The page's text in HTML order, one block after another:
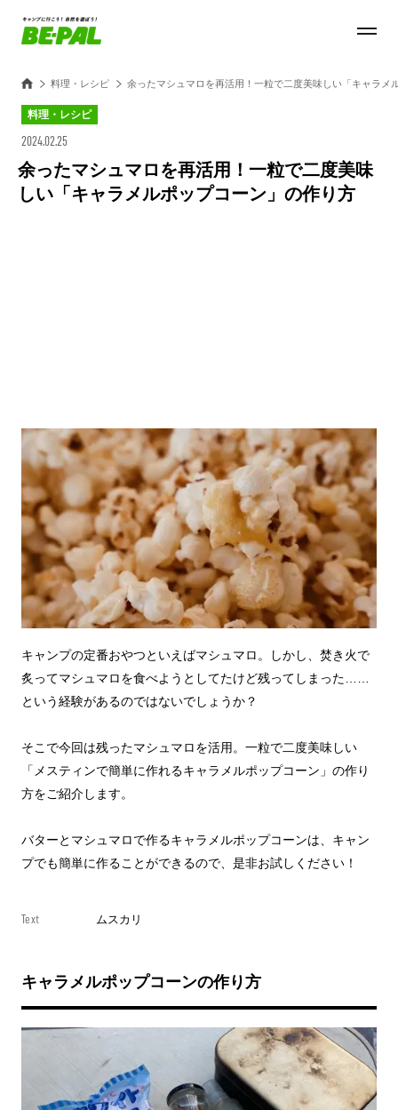
料理・レシピ 余ったマシュマロを再活用！一粒で二度美味しい「キャラメ
料理・レシピ
2024.02.25
余ったマシュマロを再活用！一粒で二度美味
しい「キャラメルポップコーン」の作り方
キャンプの定番おやつといえばマシュマロ。しかし、焚き火で
炙ってマシュマロを食べようとしてたけど残ってしまった……
という経験があるのではないでしょうか？
そこで今回は残ったマシュマロを活用。一粒で二度美味しい
「メスティンで簡単に作れるキャラメルポップコーン」の作り
方をご紹介します。
バターとマシュマロで作るキャラメルポップコーンは、キャン
プでも簡単に作ることができるので、是非お試しください！
Text ムスカリ
キャラメルポップコーンの作り方